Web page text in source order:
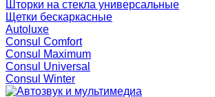
Шторки на стекла универсальные
Щетки бескаркасные
Autoluxe
Consul Comfort
Consul Maximum
Consul Universal
Consul Winter